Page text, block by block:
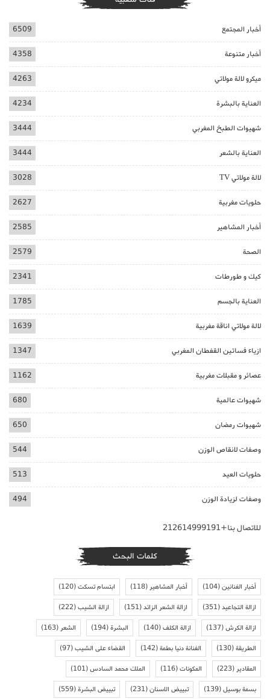
أخبار المجتمع 6509
أخبار متنوعة 4358
ميكرو لالة مولاتي 4263
العناية بالبشرة 4234
شهيوات الطبخ المغربي 3444
العناية بالشعر 3444
لالة مولاتي TV 3028
حلويات مغربية 2627
أخبار المشاهير 2585
الصحة 2579
كيك و طورطات 2341
العناية بالجسم 1785
لالة مولاتي اناقة مغربية 1639
ازياء فساتين القفطان المغربي 1347
عصائر و مقبلات مغربية 1162
شهيوات عالمية 680
شهيوات رمضان 650
وصفات لانقاص الوزن 544
حلويات العيد 513
وصفات لزيادة الوزن 494
للاتصال بنا+212614999191
كلمات البحث
أخبار الفنانين(104) أخبار المشاهير(118) ابتسام تسكت(120)
ازالة التجاعيد(351) ازالة الشعر الزائد(151) ازالة الشيب(222)
ازالة الكرش(137) ازالة الكلف(140) البشرة(194) الشعر(163)
الطريقة(130) الفنانة دنيا بطمة(142) القضاء على الشيب(97)
المقادير(223) المكونات(116) الملك محمد السادس(101)
بسمة بوسيل(139) تبييض الاسنان(231) تبييض البشرة(559)